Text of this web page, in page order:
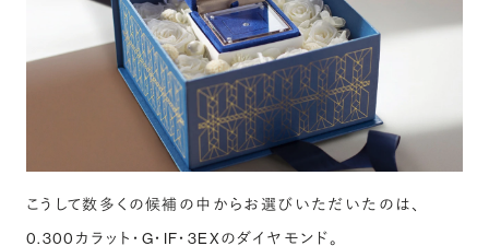
こうして数多くの候補の中からお選びいただいたのは、
0.300カラット・G・IF・3EXのダイヤモンド。